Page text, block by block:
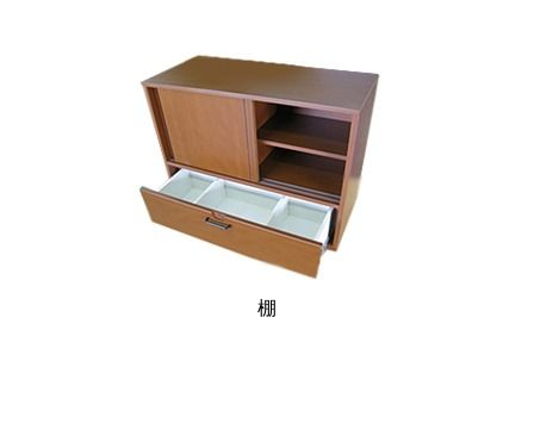
棚